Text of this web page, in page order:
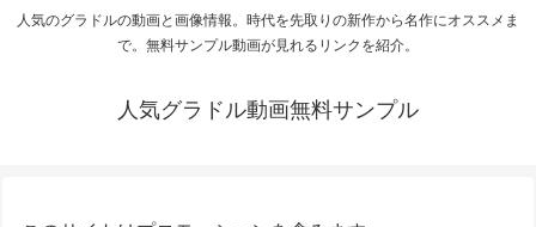
人気のグラドルの動画と画像情報。時代を先取りの新作から名作にオススメま
で。無料サンプル動画が見れるリンクを紹介。
人気グラドル動画無料サンプル